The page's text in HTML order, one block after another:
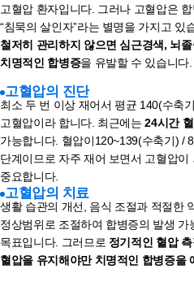
고혈압 환자입니다. 그러나 고혈압은
“침묵의 살인자”라는 별명을 가지고 있
철저히 관리하지 않으면 심근경색, 뇌
치명적인 합병증을 유발할 수 있습니다.
고혈압의 진단
최소 두 번 이상 재어서 평균 140(수축
고혈압이라 합니다. 최근에는24시간
가능합니다. 혈압이120~139(수축기) /
단계이므로 자주 재어 보면서 고혈압이
중요합니다.
고혈압의 치료
생활 습관의 개선, 음식 조절과 적절한
정상범위로 조절하여 합병증의 발생
목표입니다. 그러므로 정기적인 혈압
혈압을 유지해야만 치명적인 합병증을